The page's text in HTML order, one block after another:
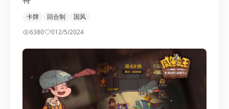
卡牌 回合制
国风
6380
012/5/2024